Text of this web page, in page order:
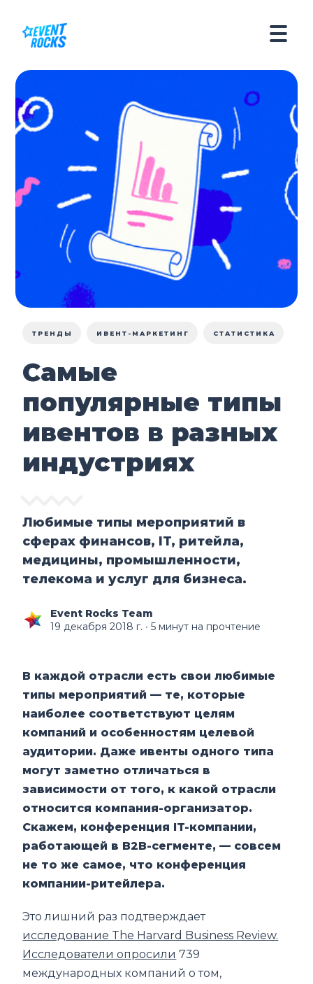
ТРЕНДЫ ИВЕНТ-МАРКЕТИНГ СТАТИСТИКА
Самые
популярные типы
ивентов в разных
индустриях
Любимые типы мероприятий в
сферах финансов, IT, ритейла,
медицины, промышленности,
телекома и услуг для бизнеса.
Event Rocks Team
19 декабря 2018 г. ∙ 5 минут на прочтение
В каждой отрасли есть свои любимые
типы мероприятий — те, которые
наиболее соответствуют целям
компаний и особенностям целевой
аудитории. Даже ивенты одного типа
могут заметно отличаться в
зависимости от того, к какой отрасли
относится компания-организатор.
Скажем, конференция IT-компании,
работающей в В2В-сегменте, — совсем
не то же самое, что конференция
компании-ритейлера.
Это лишний раз подтверждает
исследование The Harvard Business Review.
Исследователи опросили 739
международных компаний о том,